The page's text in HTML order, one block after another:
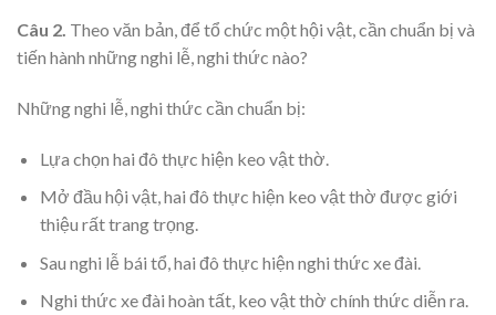
Câu 2. Theo văn bản, để tổ chức một hội vật, cần chuẩn bị và
tiến hành những nghi lễ, nghi thức nào?
Những nghi lễ, nghi thức cần chuẩn bị:
Lựa chọn hai đô thực hiện keo vật thờ.
Mở đầu hội vật, hai đô thực hiện keo vật thờ được giới
thiệu rất trang trọng.
Sau nghi lễ bái tổ, hai đô thực hiện nghi thức xe đài.
Nghi thức xe đài hoàn tất, keo vật thờ chính thức diễn ra.